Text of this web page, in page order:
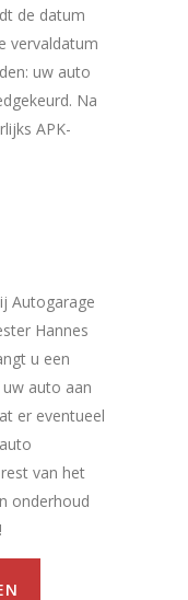
de datum
vervaldatum
uw auto
Na
APK-
Autogarage
Hannes
u een
auto aan
er eventueel
van het
onderhoud